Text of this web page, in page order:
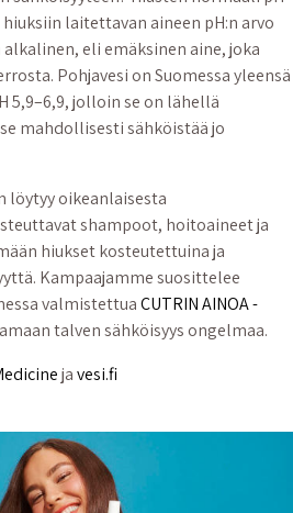
hiuksiin laitettavan aineen pH:n arvo
eli emäksinen aine, joka
Pohjavesi on Suomessa yleensä
5,9–6,9, jolloin se on lähellä
mahdollisesti sähköistää jo
löytyy oikeanlaisesta
shampoot, hoitoaineet ja
hiukset kosteutettuina ja
Kampaajamme suosittelee
valmistettuaCUTRIN AINOA -
talven sähköisyys ongelmaa.
javesi.fi